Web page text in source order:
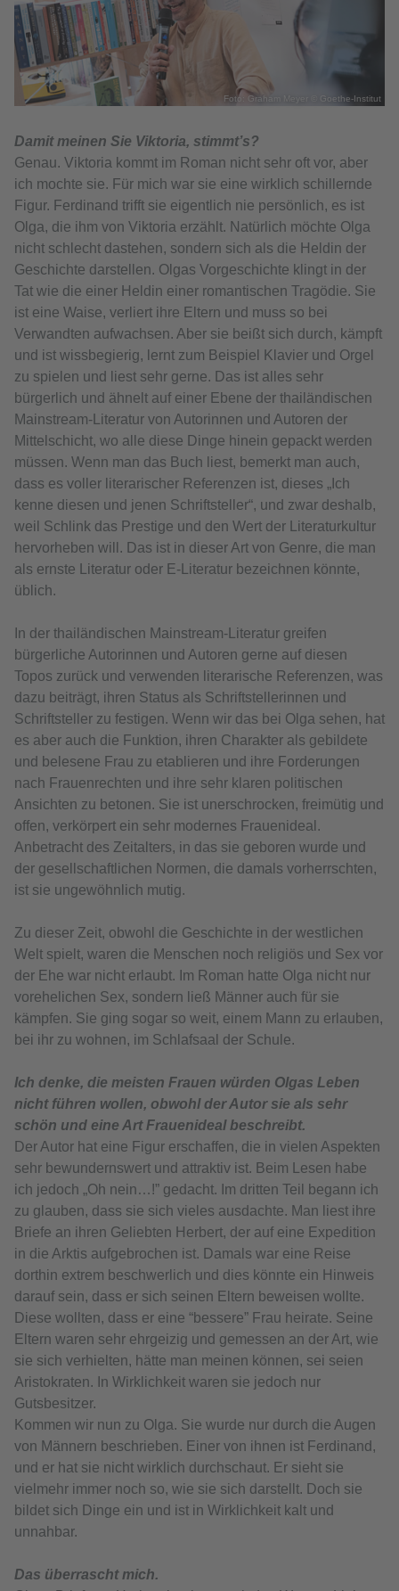
Foto: Graham Meyer © Goethe-Institut
Damit meinen Sie Viktoria, stimmt’s?
Genau. Viktoria kommt im Roman nicht sehr oft vor, aber
ich mochte sie. Für mich war sie eine wirklich schillernde
Figur. Ferdinand trifft sie eigentlich nie persönlich, es ist
Olga, die ihm von Viktoria erzählt. Natürlich möchte Olga
nicht schlecht dastehen, sondern sich als die Heldin der
Geschichte darstellen. Olgas Vorgeschichte klingt in der
Tat wie die einer Heldin einer romantischen Tragödie. Sie
ist eine Waise, verliert ihre Eltern und muss so bei
Verwandten aufwachsen. Aber sie beißt sich durch, kämpft
und ist wissbegierig, lernt zum Beispiel Klavier und Orgel
zu spielen und liest sehr gerne. Das ist alles sehr
bürgerlich und ähnelt auf einer Ebene der thailändischen
Mainstream-Literatur von Autorinnen und Autoren der
Mittelschicht, wo alle diese Dinge hinein gepackt werden
müssen. Wenn man das Buch liest, bemerkt man auch,
dass es voller literarischer Referenzen ist, dieses „Ich
kenne diesen und jenen Schriftsteller“, und zwar deshalb,
weil Schlink das Prestige und den Wert der Literaturkultur
hervorheben will. Das ist in dieser Art von Genre, die man
als ernste Literatur oder E-Literatur bezeichnen könnte,
üblich.
In der thailändischen Mainstream-Literatur greifen
bürgerliche Autorinnen und Autoren gerne auf diesen
Topos zurück und verwenden literarische Referenzen, was
dazu beiträgt, ihren Status als Schriftstellerinnen und
Schriftsteller zu festigen. Wenn wir das bei Olga sehen, hat
es aber auch die Funktion, ihren Charakter als gebildete
und belesene Frau zu etablieren und ihre Forderungen
nach Frauenrechten und ihre sehr klaren politischen
Ansichten zu betonen. Sie ist unerschrocken, freimütig und
offen, verkörpert ein sehr modernes Frauenideal.
Anbetracht des Zeitalters, in das sie geboren wurde und
der gesellschaftlichen Normen, die damals vorherrschten,
ist sie ungewöhnlich mutig.
Zu dieser Zeit, obwohl die Geschichte in der westlichen
Welt spielt, waren die Menschen noch religiös und Sex vor
der Ehe war nicht erlaubt. Im Roman hatte Olga nicht nur
vorehelichen Sex, sondern ließ Männer auch für sie
kämpfen. Sie ging sogar so weit, einem Mann zu erlauben,
bei ihr zu wohnen, im Schlafsaal der Schule.
Ich denke, die meisten Frauen würden Olgas Leben
nicht führen wollen, obwohl der Autor sie als sehr
schön und eine Art Frauenideal beschreibt.
Der Autor hat eine Figur erschaffen, die in vielen Aspekten
sehr bewundernswert und attraktiv ist. Beim Lesen habe
ich jedoch „Oh nein…!” gedacht. Im dritten Teil begann ich
zu glauben, dass sie sich vieles ausdachte. Man liest ihre
Briefe an ihren Geliebten Herbert, der auf eine Expedition
in die Arktis aufgebrochen ist. Damals war eine Reise
dorthin extrem beschwerlich und dies könnte ein Hinweis
darauf sein, dass er sich seinen Eltern beweisen wollte.
Diese wollten, dass er eine “bessere” Frau heirate. Seine
Eltern waren sehr ehrgeizig und gemessen an der Art, wie
sie sich verhielten, hätte man meinen können, sei seien
Aristokraten. In Wirklichkeit waren sie jedoch nur
Gutsbesitzer.
Kommen wir nun zu Olga. Sie wurde nur durch die Augen
von Männern beschrieben. Einer von ihnen ist Ferdinand,
und er hat sie nicht wirklich durchschaut. Er sieht sie
vielmehr immer noch so, wie sie sich darstellt. Doch sie
bildet sich Dinge ein und ist in Wirklichkeit kalt und
unnahbar.
Das überrascht mich.